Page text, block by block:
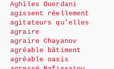
Aghiles Ouerdani
agissent réellement
agitateurs qu’elles
agraire
agraire Chayanov
agréable bâtiment
agréable oasis